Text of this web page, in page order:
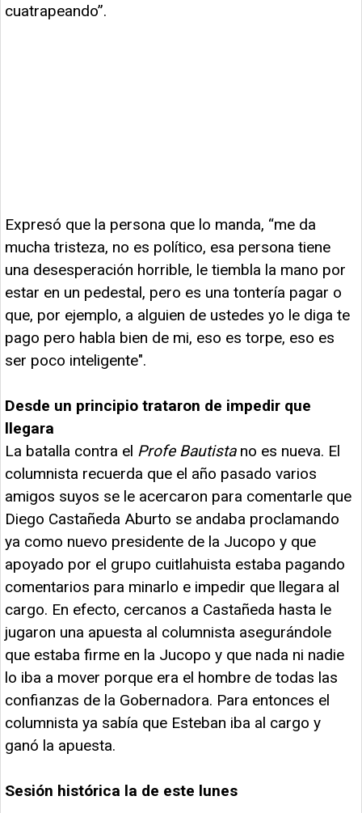
cuatrapeando”.
Expresó que la persona que lo manda, “me da
mucha tristeza, no es político, esa persona tiene
una desesperación horrible, le tiembla la mano por
estar en un pedestal, pero es una tontería pagar o
que, por ejemplo, a alguien de ustedes yo le diga te
pago pero habla bien de mi, eso es torpe, eso es
ser poco inteligente".
Desde un principio trataron de impedir que
llegara
La batalla contra el Profe Bautista no es nueva. El
columnista recuerda que el año pasado varios
amigos suyos se le acercaron para comentarle que
Diego Castañeda Aburto se andaba proclamando
ya como nuevo presidente de la Jucopo y que
apoyado por el grupo cuitlahuista estaba pagando
comentarios para minarlo e impedir que llegara al
cargo. En efecto, cercanos a Castañeda hasta le
jugaron una apuesta al columnista asegurándole
que estaba firme en la Jucopo y que nada ni nadie
lo iba a mover porque era el hombre de todas las
confianzas de la Gobernadora. Para entonces el
columnista ya sabía que Esteban iba al cargo y
ganó la apuesta.
Sesión histórica la de este lunes